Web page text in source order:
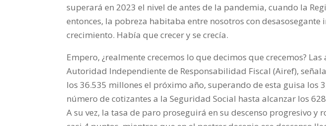
superará en 2023 el nivel de antes de la pandemia, cuando la
entonces, la pobreza habitaba entre nosotros con
crecimiento. Había que crecer y se crecía.
Empero, ¿realmente crecemos lo que decimos que crecemos?
Autoridad Independiente de Responsabilidad Fiscal (Airef),
los 36.535 millones el próximo año, superando de esta guisa
número de cotizantes a la Seguridad Social hasta alcanzar los
A su vez, la tasa de paro proseguirá en su descenso progresivo y